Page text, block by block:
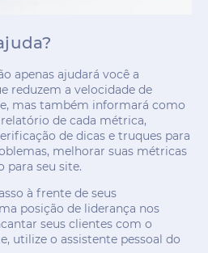
apenas ajudará você a
reduzem a velocidade de
mas também informará como
de cada métrica,
de dicas e truques para
melhorar suas métricas
para seu site.
à frente de seus
posição de liderança nos
seus clientes com o
utilize o assistente pessoal do